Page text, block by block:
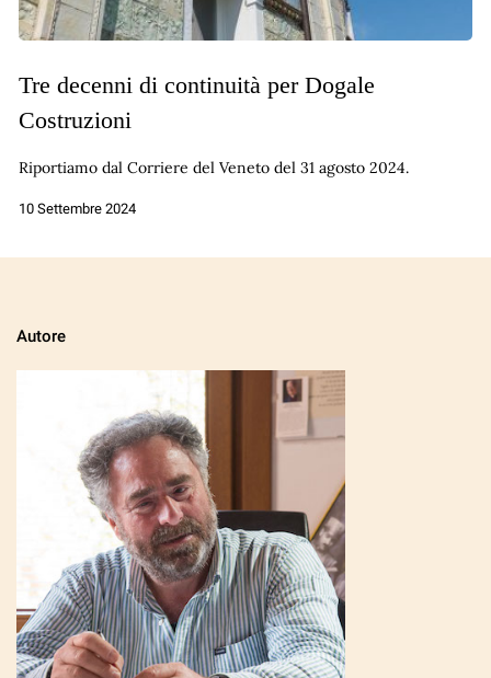
Tre decenni di continuità per Dogale
Costruzioni
Riportiamo dal Corriere del Veneto del 31 agosto 2024.
10 Settembre 2024
Autore